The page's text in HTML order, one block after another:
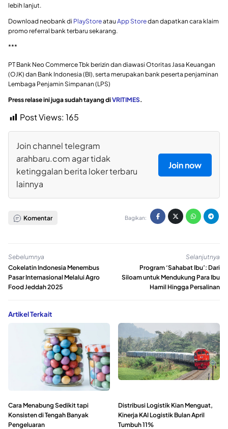
lebih lanjut.
Download neobank di PlayStoreatau App Storedan dapatkan cara klaim
promo referral bank terbaru sekarang.
***
PT Bank Neo Commerce Tbk berizin dan diawasi Otoritas Jasa Keuangan
(OJK) dan Bank Indonesia (BI), serta merupakan bank peserta penjaminan
Lembaga Penjamin Simpanan (LPS)
Press relase ini juga sudah tayang diVRITIMES.
Post Views: 165
Join channel telegram
arahbaru.com agar tidak
ketinggalan berita loker terbaru
lainnya
Join now
Komentar Bagikan:
Sebelumnya
Cokelatin Indonesia Menembus
Pasar Internasional Melalui Agro
Food Jeddah 2025
Selanjutnya
Program ‘Sahabat Ibu’: Dari
Siloam untuk Mendukung Para Ibu
Hamil Hingga Persalinan
Artikel Terkait
Cara Menabung Sedikit tapi
Konsisten di Tengah Banyak
Pengeluaran
Distribusi Logistik Kian Menguat,
Kinerja KAI Logistik Bulan April
Tumbuh 11%